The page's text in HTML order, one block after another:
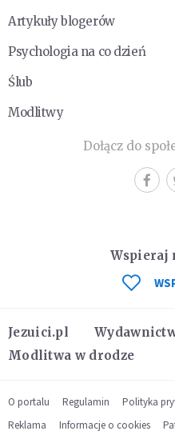
Artykuły blogerów
Psychologia na co dzień
Ślub
Modlitwy
Dołącz do
Jezuici.pl
Modlitwa w drodze
Wspieraj
O portalu Regulamin Polityka
Reklama
Informacje o cookies